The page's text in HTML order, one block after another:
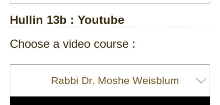
Hullin 13b : Youtube
Choose a video course :